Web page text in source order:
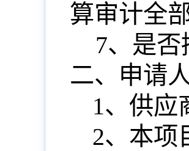
算审计全
7、是
二、申请
1、供应
2、本项